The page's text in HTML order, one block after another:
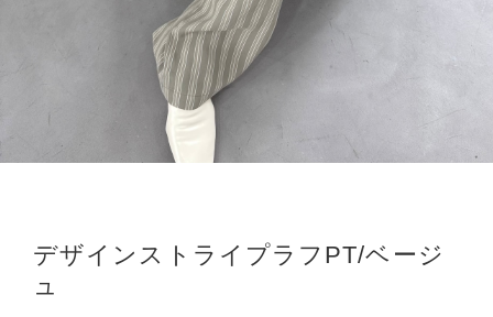
デザインストライプラフPT/ベージ
ュ